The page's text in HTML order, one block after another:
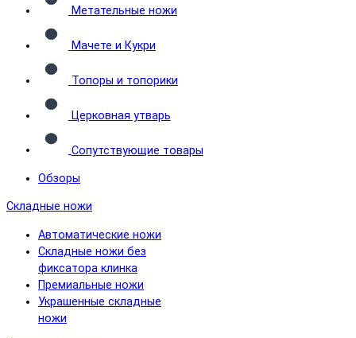
Метательные ножи
Мачете и Кукри
Топоры и топорики
Церковная утварь
Сопутствующие товары
Обзоры
Складные ножи
Автоматические ножи
Складные ножи без
фиксатора клинка
Премиальные ножи
Украшенные складные
ножи